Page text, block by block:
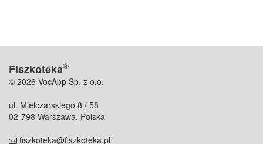
Fiszkoteka®
© 2026 VocApp Sp. z o.o.
ul. Mielczarskiego 8 / 58
02-798 Warszawa, Polska
fiszkoteka@fiszkoteka.pl